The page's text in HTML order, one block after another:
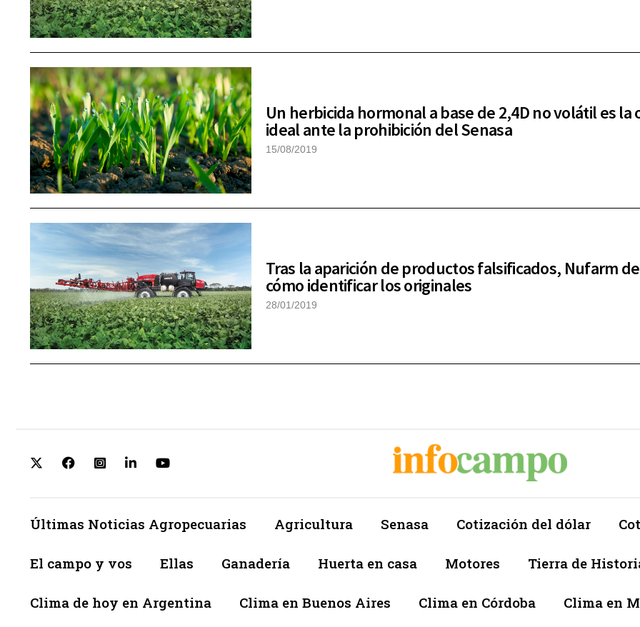
Un herbicida hormonal a base de 2,4D no volátil es la
ideal ante la prohibición del Senasa
15/08/2019
Tras la aparición de productos falsificados, Nufarm
cómo identificar los originales
28/01/2019
Últimas Noticias Agropecuarias Agricultura Senasa Cotización del dólar
El campo y vos Ellas Ganadería Huerta en casa Motores Tierra de
Clima de hoy en Argentina Clima en Buenos Aires Clima en Córdoba Clima en